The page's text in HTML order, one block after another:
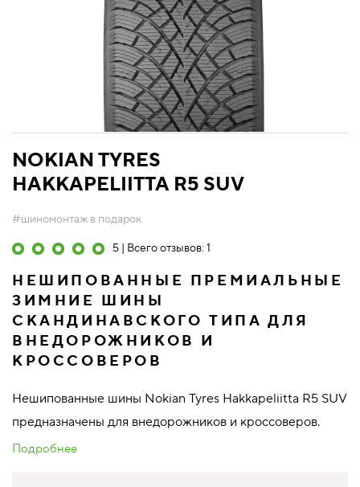
NOKIAN TYRES
HAKKAPELIITTA R5 SUV
#шиномонтаж в подарок
5 | Всего отзывов: 1
НЕШИПОВАННЫЕ ПРЕМИАЛЬНЫЕ
ЗИМНИЕ ШИНЫ
СКАНДИНАВСКОГО ТИПА ДЛЯ
ВНЕДОРОЖНИКОВ И
КРОССОВЕРОВ
Нешипованные шины Nokian Tyres Hakkapeliitta R5 SUV
предназначены для внедорожников и кроссоверов.
Подробнее